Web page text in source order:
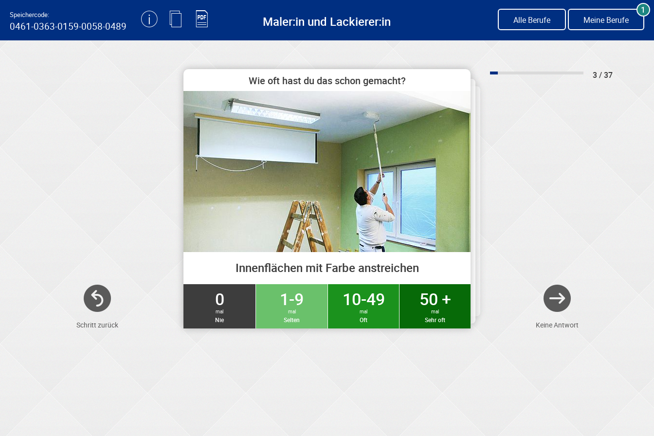
Speichercode:
0461-0363-0159-0058-0489 Maler:in und Lackierer:in Alle Berufe Meine Berufe
1
Schritt zurück
Wie oft hast du das schon gemacht?
Innenflächen mit Farbe anstreichen
0
mal
Nie
1-9
mal
Selten
10-49
mal
Oft
50 +
mal
Sehr oft
3 / 37
Keine Antwort